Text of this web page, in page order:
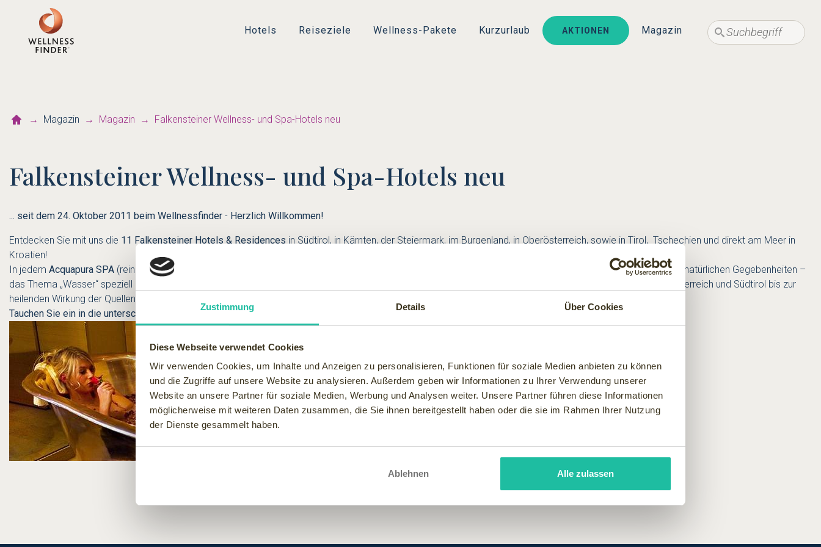
Zustimmung Details Über Cookies
Diese Webseite verwendet Cookies
Wir verwenden Cookies, um Inhalte und Anzeigen zu personalisieren, Funktionen für soziale Medien anbieten zu können
und die Zugriffe auf unsere Website zu analysieren. Außerdem geben wir Informationen zu Ihrer Verwendung unserer
Website an unsere Partner für soziale Medien, Werbung und Analysen weiter. Unsere Partner führen diese Informationen
möglicherweise mit weiteren Daten zusammen, die Sie ihnen bereitgestellt haben oder die sie im Rahmen Ihrer Nutzung
der Dienste gesammelt haben.
Ablehnen Alle zulassen
Hotels Reiseziele Wellness-Pakete Kurzurlaub AKTIONEN Magazin
Suche
Suche
Magazin Magazin Falkensteiner Wellness- und Spa-Hotels neu
Falkensteiner Wellness- und Spa-Hotels neu
... seit dem 24. Oktober 2011 beim Wellnessfinder - Herzlich Willkommen!
Entdecken Sie mit uns die 11 Falkensteiner Hotels & Residences in Südtirol, in Kärnten, der Steiermark, im Burgenland, in Oberösterreich, sowie in Tirol, Tschechien und direkt am Meer in
Kroatien!
In jedem Acquapura SPA (reines Wasser) - dem jeweiligen Wellnessbereich der einzelnen Falkensteiner Hotels wird – je nach Standort und der historischen und natürlichen Gegebenheiten –
das Thema „Wasser“ speziell interpretiert und umgesetzt. Von der Kraft des Meeres (Thalasso) in Kroatien, zum frischen und gesunden Wasser der Alpen in Österreich und Südtirol bis zur
heilenden Wirkung der Quellen Marienbads in Tschechien.
Tauchen Sie ein in die unterschiedlichsten Wasser-Welten!